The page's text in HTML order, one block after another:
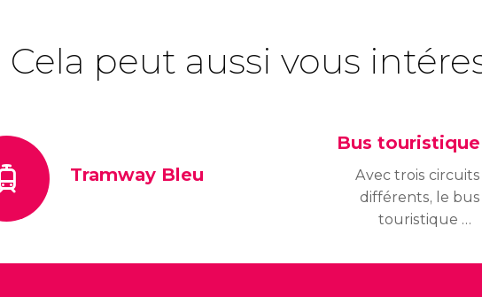
Cela peut aussi vous
Tramway Bleu
Bus touristique
Avec trois circuits
différents, le bus
touristique de
manières les plus